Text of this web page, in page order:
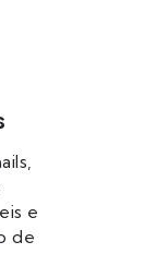
e
de